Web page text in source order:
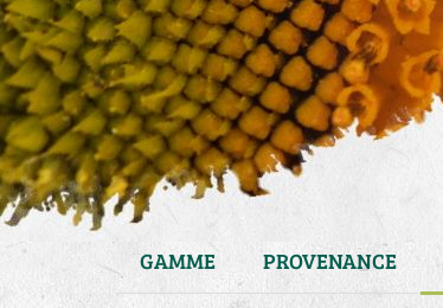
GAMME PROVENANCE